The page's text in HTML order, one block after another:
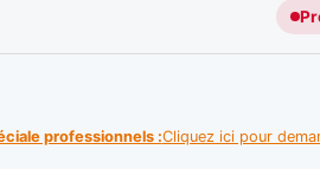
professionnels :Cliquez ici pour